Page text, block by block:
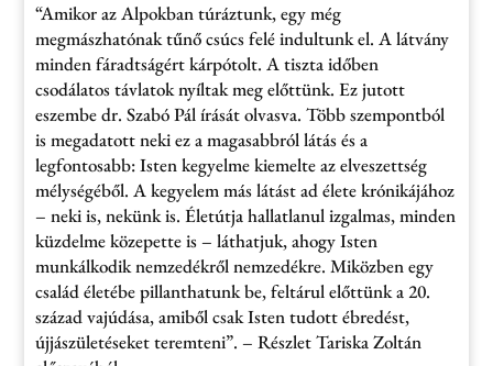
“Amikor az Alpokban túráztunk, egy még
megmászhatónak tűnő csúcs felé indultunk el. A látvány
minden fáradtságért kárpótolt. A tiszta időben
csodálatos távlatok nyíltak meg előttünk. Ez jutott
eszembe dr. Szabó Pál írását olvasva. Több szempontból
is megadatott neki ez a magasabbról látás és a
legfontosabb: Isten kegyelme kiemelte az elveszettség
mélységéből. A kegyelem más látást ad élete krónikájához
– neki is, nekünk is. Életútja hallatlanul izgalmas, minden
küzdelme közepette is – láthatjuk, ahogy Isten
munkálkodik nemzedékről nemzedékre. Miközben egy
család életébe pillanthatunk be, feltárul előttünk a 20.
század vajúdása, amiből csak Isten tudott ébredést,
újjászületéseket teremteni”. – Részlet Tariska Zoltán